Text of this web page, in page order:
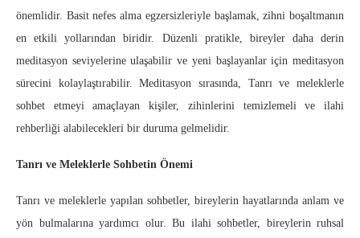
önemlidir. Basit nefes alma egzersizleriyle başlamak, zihni boşaltmanın
en etkili yollarından biridir. Düzenli pratikle, bireyler daha derin
meditasyon seviyelerine ulaşabilir ve yeni başlayanlar için meditasyon
sürecini kolaylaştırabilir. Meditasyon sırasında, Tanrı ve meleklerle
sohbet etmeyi amaçlayan kişiler, zihinlerini temizlemeli ve ilahi
rehberliği alabilecekleri bir duruma gelmelidir.
Tanrı ve Meleklerle Sohbetin Önemi
Tanrı ve meleklerle yapılan sohbetler, bireylerin hayatlarında anlam ve
yön bulmalarına yardımcı olur. Bu ilahi sohbetler, bireylerin ruhsal